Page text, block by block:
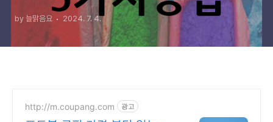
지 방법
by 늘맑음요 2024. 7. 4.
http://m.coupang.com 광고